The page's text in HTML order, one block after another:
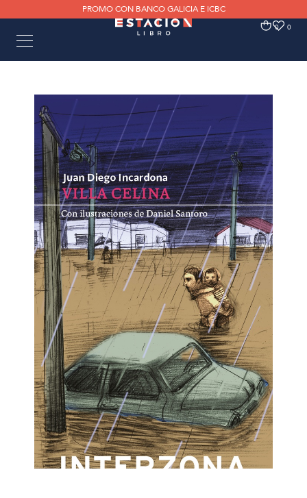
PROMO CON BANCO GALICIA E ICBC
0 0